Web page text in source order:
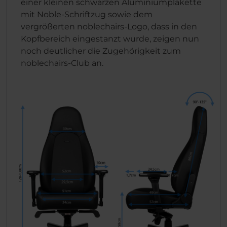
einer kleinen schwarzen Aluminiumplakette
mit Noble-Schriftzug sowie dem
vergrößerten noblechairs-Logo, dass in den
Kopfbereich eingestanzt wurde, zeigen nun
noch deutlicher die Zugehörigkeit zum
noblechairs-Club an.